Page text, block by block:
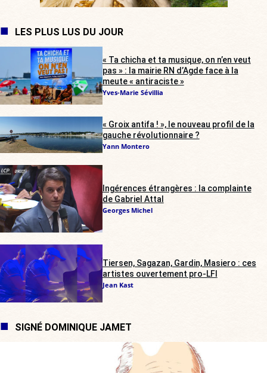
LES PLUS LUS DU JOUR
« Ta chicha et ta musique, on n’en veut
pas » : la mairie RN d’Agde face à la
meute « antiraciste »
Yves-Marie Sévillia
« Groix antifa ! », le nouveau profil de la
gauche révolutionnaire ?
Yann Montero
Ingérences étrangères : la complainte
de Gabriel Attal
Georges Michel
Tiersen, Sagazan, Gardin, Masiero : ces
artistes ouvertement pro-LFI
Jean Kast
SIGNÉ DOMINIQUE JAMET